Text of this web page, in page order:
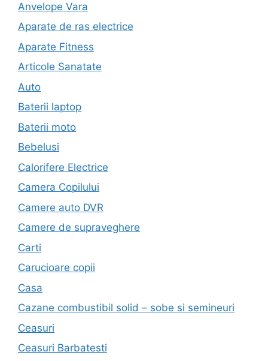
Anvelope Vara
Aparate de ras electrice
Aparate Fitness
Articole Sanatate
Auto
Baterii laptop
Baterii moto
Bebelusi
Calorifere Electrice
Camera Copilului
Camere auto DVR
Camere de supraveghere
Carti
Carucioare copii
Casa
Cazane combustibil solid – sobe si semineuri
Ceasuri
Ceasuri Barbatesti